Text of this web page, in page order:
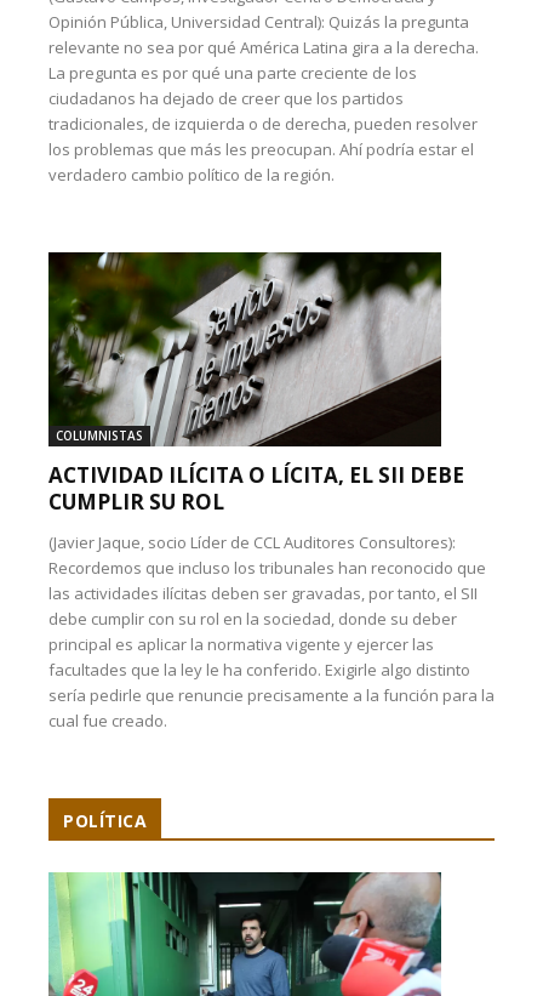
Opinión Pública, Universidad Central): Quizás la pregunta
relevante no sea por qué América Latina gira a la derecha.
La pregunta es por qué una parte creciente de los
ciudadanos ha dejado de creer que los partidos
tradicionales, de izquierda o de derecha, pueden resolver
los problemas que más les preocupan. Ahí podría estar el
verdadero cambio político de la región.
COLUMNISTAS
ACTIVIDAD ILÍCITA O LÍCITA, EL SII DEBE
CUMPLIR SU ROL
(Javier Jaque, socio Líder de CCL Auditores Consultores):
Recordemos que incluso los tribunales han reconocido que
las actividades ilícitas deben ser gravadas, por tanto, el SII
debe cumplir con su rol en la sociedad, donde su deber
principal es aplicar la normativa vigente y ejercer las
facultades que la ley le ha conferido. Exigirle algo distinto
sería pedirle que renuncie precisamente a la función para la
cual fue creado.
POLÍTICA